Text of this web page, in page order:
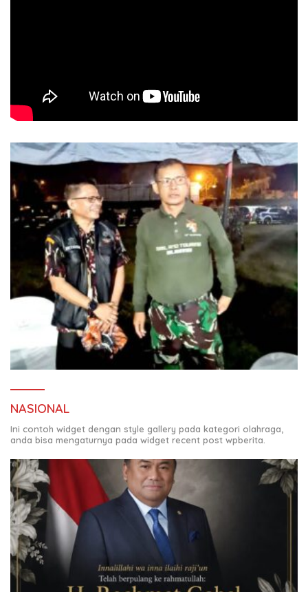
NASIONAL
Ini contoh widget dengan style gallery pada kategori olahraga,
anda bisa mengaturnya pada widget recent post wpberita.